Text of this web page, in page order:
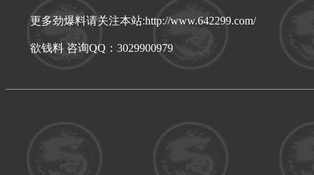
更多劲爆料请关注本站:http://www.642299.com/
欲钱料 咨询QQ：3029900979